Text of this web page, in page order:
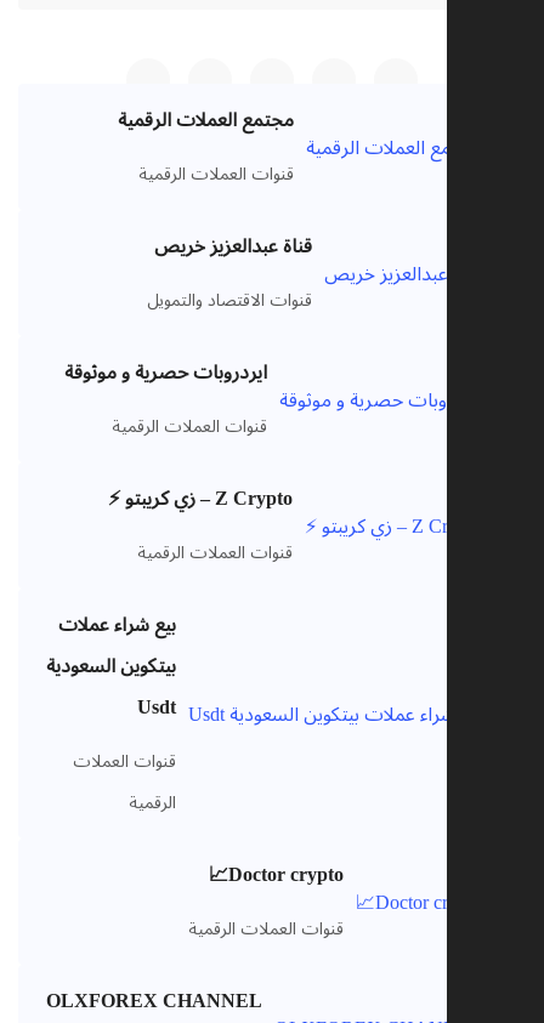
مجتمع العملات الرقمية
قنوات العملات الرقمية
قناة عبدالعزيز خريص
قنوات الاقتصاد والتمويل
ايردروبات حصرية و موثوقة
قنوات العملات الرقمية
Z Crypto – زي كريبتو ⚡️
قنوات العملات الرقمية
بيع شراء عملات
بيتكوين السعودية
Usdt
قنوات العملات
الرقمية
Doctor crypto📈
قنوات العملات الرقمية
OLXFOREX CHANNEL